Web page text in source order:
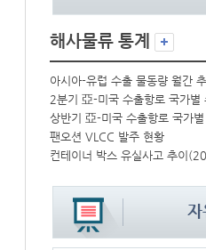
해사물류 통계
아시아-유럽 수출 물동량 월간
팬오션 VLCC 발주 현황
컨테이너 박스 유실사고 추이